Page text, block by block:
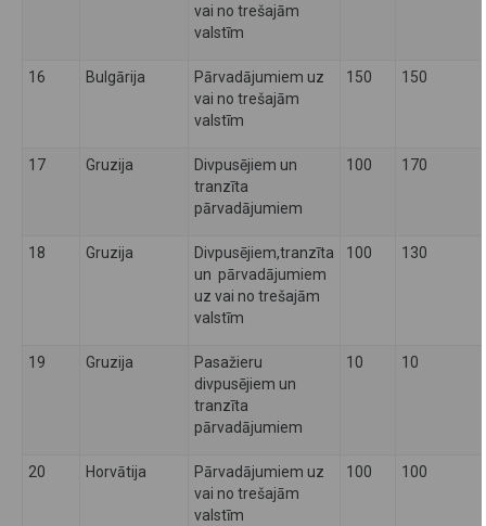
vai no trešajām
valstīm
16 Bulgārija
Pārvadājumiem uz
vai no trešajām
valstīm
150 150
17 Gruzija
Divpusējiem un
tranzīta
pārvadājumiem
100 170
18 Gruzija
Divpusējiem,tranzīta
un pārvadājumiem
uz vai no trešajām
valstīm
100 130
19 Gruzija
Pasažieru
divpusējiem un
tranzīta
pārvadājumiem
10 10
20 Horvātija
Pārvadājumiem uz
vai no trešajām
valstīm
100 100